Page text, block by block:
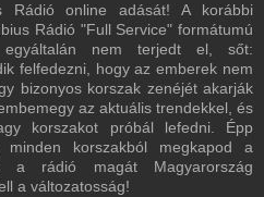
Rádió online adását! A korábbi
Rádió "Full Service" formátumú
nem terjedt el, sőt:
felfedezni, hogy az emberek nem
bizonyos korszak zenéjét akarják
az aktuális trendekkel, és
korszakot próbál lefedni. Épp
minden korszakból megkapod a
a rádió magát Magyarország
a változatosság!